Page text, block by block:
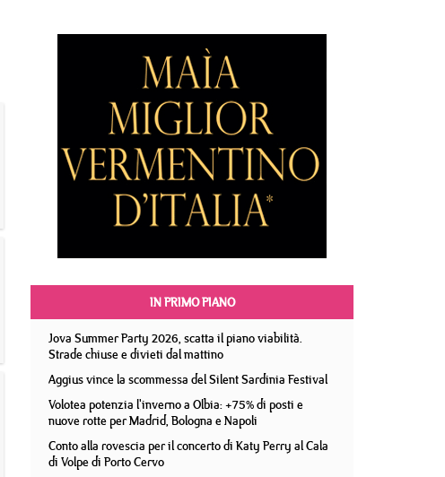
IN PRIMO PIANO
Jova Summer Party 2026, scatta il piano viabilità.
Strade chiuse e divieti dal mattino
Aggius vince la scommessa del Silent Sardinia Festival
Volotea potenzia l'inverno a Olbia: +75% di posti e
nuove rotte per Madrid, Bologna e Napoli
Conto alla rovescia per il concerto di Katy Perry al Cala
di Volpe di Porto Cervo